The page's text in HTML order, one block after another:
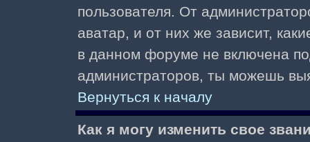
пользователя. От
аватар, и от них же зависит,
в данном форуме не включена
администраторов, ты можешь
Вернуться к началу
Как я могу изменить свое